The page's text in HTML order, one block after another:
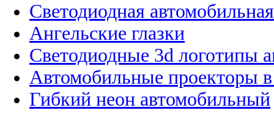
Светодиодная
Ангельские глазки
Светодиодные 3d логотипы
Автомобильные проекторы
Гибкий неон автомобильный